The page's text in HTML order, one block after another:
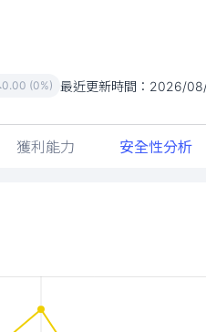
0.00 (0%) 最近更新時間： 2026/
獲利能力 安全性分析